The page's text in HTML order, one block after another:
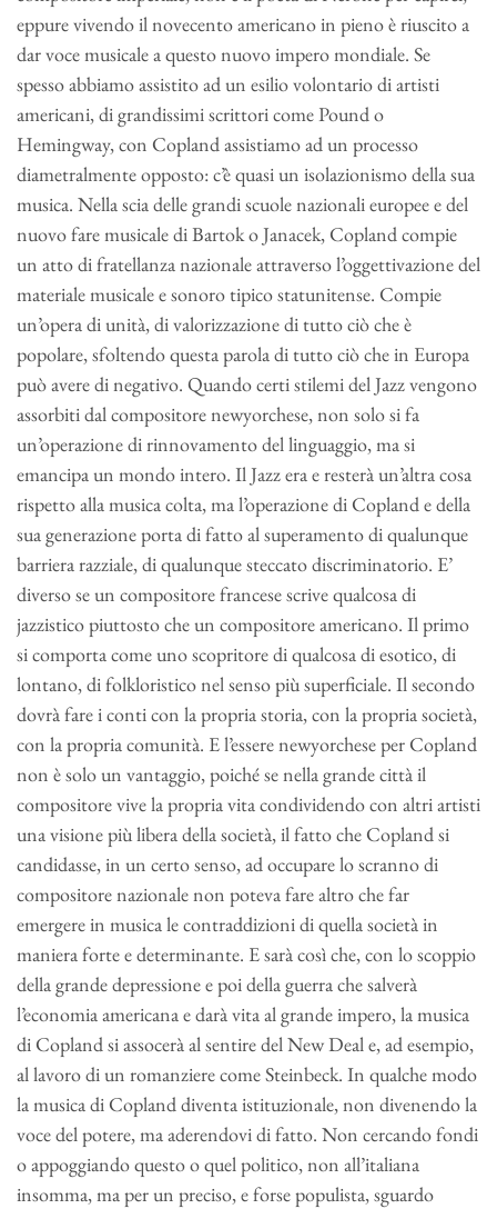
eppure vivendo il novecento americano in pieno è riuscito a
dar voce musicale a questo nuovo impero mondiale. Se
spesso abbiamo assistito ad un esilio volontario di artisti
americani, di grandissimi scrittori come Pound o
Hemingway, con Copland assistiamo ad un processo
diametralmente opposto: c’è quasi un isolazionismo della sua
musica. Nella scia delle grandi scuole nazionali europee e del
nuovo fare musicale di Bartok o Janacek, Copland compie
un atto di fratellanza nazionale attraverso l’oggettivazione del
materiale musicale e sonoro tipico statunitense. Compie
un’opera di unità, di valorizzazione di tutto ciò che è
popolare, sfoltendo questa parola di tutto ciò che in Europa
può avere di negativo. Quando certi stilemi del Jazz vengono
assorbiti dal compositore newyorchese, non solo si fa
un’operazione di rinnovamento del linguaggio, ma si
emancipa un mondo intero. Il Jazz era e resterà un’altra cosa
rispetto alla musica colta, ma l’operazione di Copland e della
sua generazione porta di fatto al superamento di qualunque
barriera razziale, di qualunque steccato discriminatorio. E’
diverso se un compositore francese scrive qualcosa di
jazzistico piuttosto che un compositore americano. Il primo
si comporta come uno scopritore di qualcosa di esotico, di
lontano, di folkloristico nel senso più superficiale. Il secondo
dovrà fare i conti con la propria storia, con la propria società,
con la propria comunità. E l’essere newyorchese per Copland
non è solo un vantaggio, poiché se nella grande città il
compositore vive la propria vita condividendo con altri artisti
una visione più libera della società, il fatto che Copland si
candidasse, in un certo senso, ad occupare lo scranno di
compositore nazionale non poteva fare altro che far
emergere in musica le contraddizioni di quella società in
maniera forte e determinante. E sarà così che, con lo scoppio
della grande depressione e poi della guerra che salverà
l’economia americana e darà vita al grande impero, la musica
di Copland si assocerà al sentire del New Deal e, ad esempio,
al lavoro di un romanziere come Steinbeck. In qualche modo
la musica di Copland diventa istituzionale, non divenendo la
voce del potere, ma aderendovi di fatto. Non cercando fondi
o appoggiando questo o quel politico, non all’italiana
insomma, ma per un preciso, e forse populista, sguardo